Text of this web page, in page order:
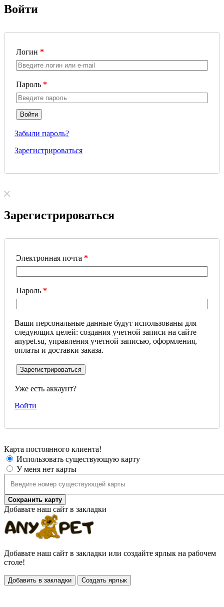
Войти
Логин *
Пароль *
Забыли пароль?
Зарегистрироваться
Зарегистрироваться
Электронная почта *
Пароль *
Ваши персональные данные будут использованы для
следующих целей: создания учетной записи на сайте
anypet.su, управления учетной записью, оформления,
оплаты и доставки заказа.
Уже есть аккаунт?
Войти
Карта постоянного клиента!
Использовать существующую карту
У меня нет карты
Сохранить карту
Добавьте наш сайт в закладки
Добавьте наш сайт в закладки или создайте ярлык на рабочем
столе!
Добавить в закладки Создать ярлык